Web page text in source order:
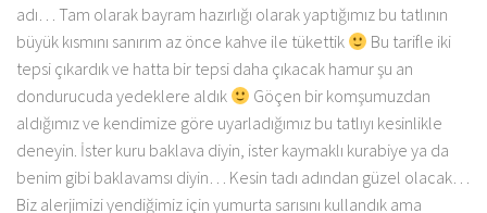
adı… Tam olarak bayram hazırlığı olarak yaptığımız bu tatlının
büyük kısmını sanırım az önce kahve ile tükettik
Bu tarifle iki
tepsi çıkardık ve hatta bir tepsi daha çıkacak hamur şu an
dondurucuda yedeklere aldık
Göçen bir komşumuzdan
aldığımız ve kendimize göre uyarladığımız bu tatlıyı kesinlikle
deneyin. İster kuru baklava diyin, ister kaymaklı kurabiye ya da
benim gibi baklavamsı diyin… Kesin tadı adından güzel olacak…
Biz alerjimizi yendiğimiz için yumurta sarısını kullandık ama